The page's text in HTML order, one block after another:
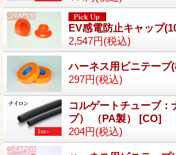
EV感電防止キャップ
2,547円(税込)
ハーネス用ビニテープ
297円(税込)
コルゲートチューブ：
プ） （PA製） [CO]
204円(税込)